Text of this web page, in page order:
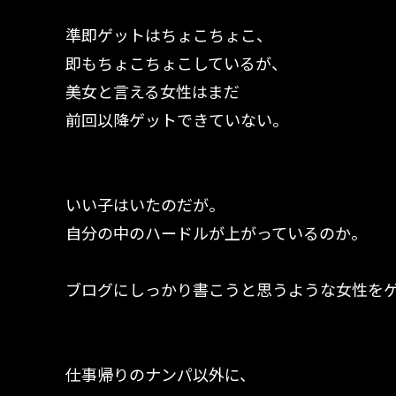
準即ゲットはちょこちょこ、
即もちょこちょこしているが、
美女と言える女性はまだ
前回以降ゲットできていない。
いい子はいたのだが。
自分の中のハードルが上がっているのか。
ブログにしっかり書こうと思うような女性を
仕事帰りのナンパ以外に、